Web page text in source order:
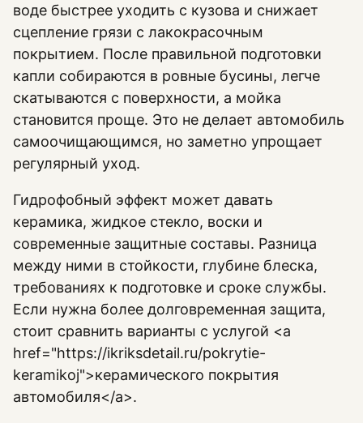
воде быстрее уходить с кузова и снижает
сцепление грязи с лакокрасочным
покрытием. После правильной подготовки
капли собираются в ровные бусины, легче
скатываются с поверхности, а мойка
становится проще. Это не делает автомобиль
самоочищающимся, но заметно упрощает
регулярный уход.
Гидрофобный эффект может давать
керамика, жидкое стекло, воски и
современные защитные составы. Разница
между ними в стойкости, глубине блеска,
требованиях к подготовке и сроке службы.
Если нужна более долговременная защита,
стоит сравнить варианты с услугой <a
href="https://ikriksdetail.ru/pokrytie-
keramikoj">керамического покрытия
автомобиля</a>.